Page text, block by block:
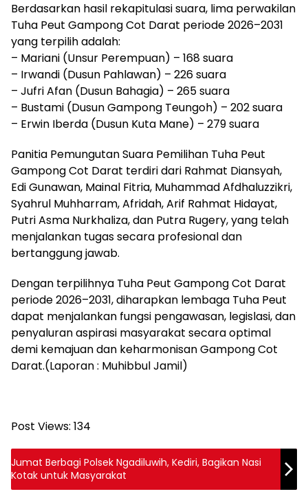
Berdasarkan hasil rekapitulasi suara, lima perwakilan
Tuha Peut Gampong Cot Darat periode 2026–2031
yang terpilih adalah:
– Mariani (Unsur Perempuan) – 168 suara
– Irwandi (Dusun Pahlawan) – 226 suara
– Jufri Afan (Dusun Bahagia) – 265 suara
– Bustami (Dusun Gampong Teungoh) – 202 suara
– Erwin Iberda (Dusun Kuta Mane) – 279 suara
Panitia Pemungutan Suara Pemilihan Tuha Peut
Gampong Cot Darat terdiri dari Rahmat Diansyah,
Edi Gunawan, Mainal Fitria, Muhammad Afdhaluzzikri,
Syahrul Muhharram, Afridah, Arif Rahmat Hidayat,
Putri Asma Nurkhaliza, dan Putra Rugery, yang telah
menjalankan tugas secara profesional dan
bertanggung jawab.
Dengan terpilihnya Tuha Peut Gampong Cot Darat
periode 2026–2031, diharapkan lembaga Tuha Peut
dapat menjalankan fungsi pengawasan, legislasi, dan
penyaluran aspirasi masyarakat secara optimal
demi kemajuan dan keharmonisan Gampong Cot
Darat.(Laporan : Muhibbul Jamil)
Post Views: 134
Jumat Berbagi Polsek Ngadiluwih, Kediri, Bagikan Nasi
Kotak untuk Masyarakat